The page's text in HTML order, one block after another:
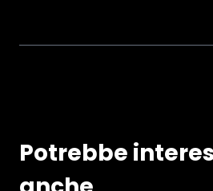
Potrebbe